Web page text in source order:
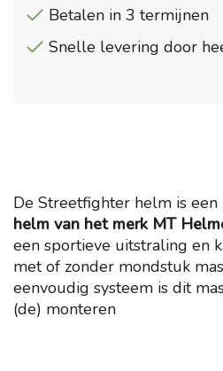
Betalen in 3 termijnen
Snelle levering door
De Streetfighter helm is een
helm van het merk MT
een sportieve uitstraling en
met of zonder mondstuk
eenvoudig systeem is dit
(de) monteren